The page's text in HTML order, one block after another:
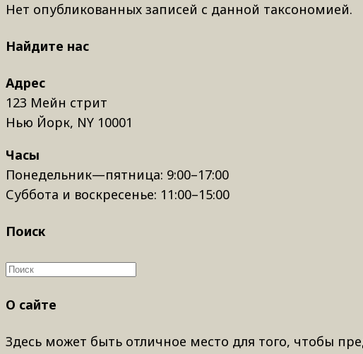
Нет опубликованных записей с данной таксономией.
Найдите нас
Адрес
123 Мейн стрит
Нью Йорк, NY 10001
Часы
Понедельник—пятница: 9:00–17:00
Суббота и воскресенье: 11:00–15:00
Поиск
О сайте
Здесь может быть отличное место для того, чтобы